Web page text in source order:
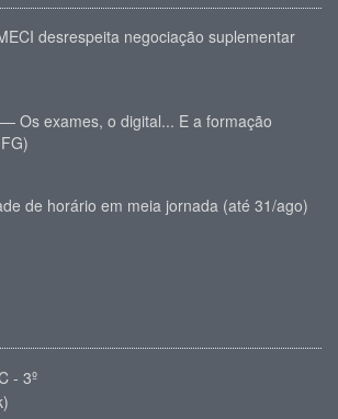
desrespeita negociação suplementar
Os exames, o digital... E a formação
de horário em meia jornada (até 31/ago)
- 3º